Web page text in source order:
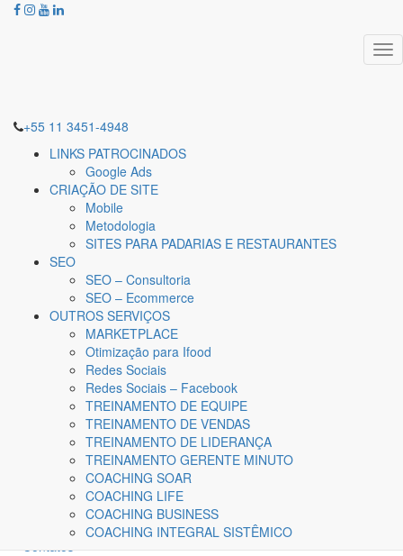
+55 11 3451-4948
LINKS PATROCINADOS
Google Ads
CRIAÇÃO DE SITE
Mobile
Metodologia
SITES PARA PADARIAS E RESTAURANTES
SEO
SEO – Consultoria
SEO – Ecommerce
OUTROS SERVIÇOS
MARKETPLACE
Otimização para Ifood
Redes Sociais
Redes Sociais – Facebook
TREINAMENTO DE EQUIPE
TREINAMENTO DE VENDAS
TREINAMENTO DE LIDERANÇA
TREINAMENTO GERENTE MINUTO
COACHING SOAR
COACHING LIFE
COACHING BUSINESS
COACHING INTEGRAL SISTÊMICO
A Kairós
Contatos